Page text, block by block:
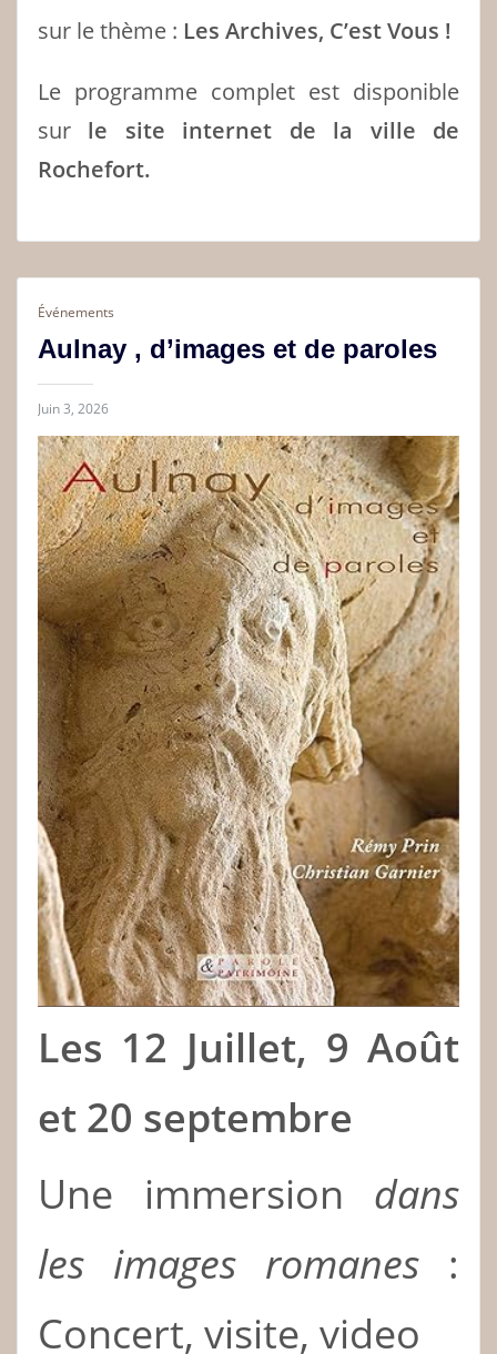
sur le thème : Les Archives, C’est Vous !
Le programme complet est disponible
sur le site internet de la ville de
Rochefort.
Événements
Aulnay , d’images et de paroles
Juin 3, 2026
Les 12 Juillet, 9 Août
et 20 septembre
Une immersion dans
les images romanes :
Concert, visite, video